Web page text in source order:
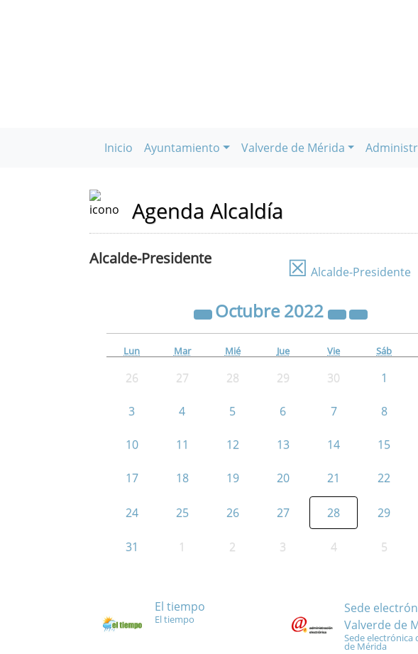
Inicio Ayuntamiento Valverde de Mérida
Agenda Alcaldía
Alcalde-Presidente ☒ Alcalde-Presidente
Octubre2022
Lun Mar Mié Jue Vie Sáb
26 27 28 29 30 1
3 4 5 6 7 8
10 11 12 13 14 15
17 18 19 20 21 22
24 25 26 27 28 29
31 1 2 3 4 5
El tiempo
El tiempo
Sede
Valverde de
Sede electrónica
de Mérida